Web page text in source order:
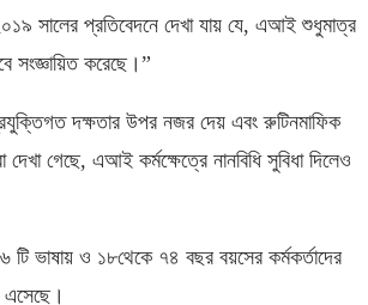
সালের প্রতিবেদনে দেখা যায় যে, এআই শুধুমাত্র
সংজ্ঞায়িত করেছে।”
দক্ষতার উপর নজর দেয় এবং রুটিনমাফিক
গেছে, এআই কর্মক্ষেত্রে নানবিধি সুবিধা দিলেও
ভাষায় ও ১৮থেকে ৭৪ বছর বয়সের কর্মকর্তাদের